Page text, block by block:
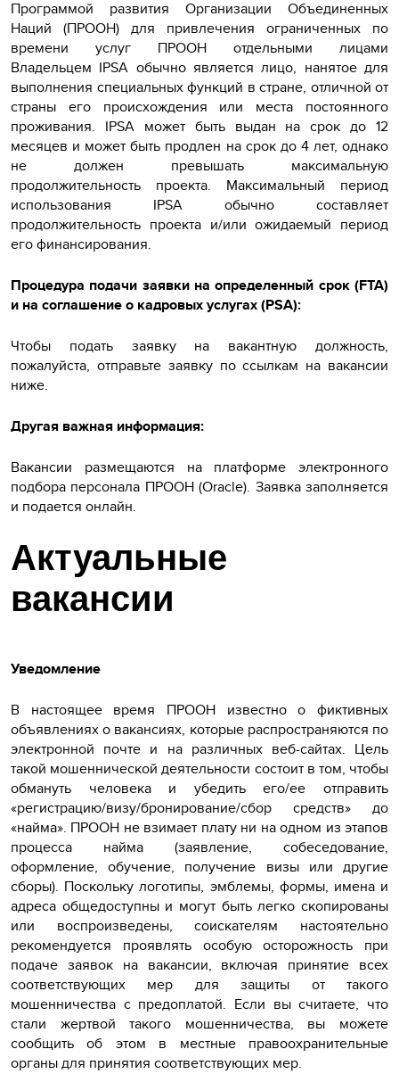
Программой развития Организации Объединенных
Наций (ПРООН) для привлечения ограниченных по
времени услуг ПРООН отдельными лицами
Владельцем IPSA обычно является лицо, нанятое для
выполнения специальных функций в стране, отличной от
страны его происхождения или места постоянного
проживания. IPSA может быть выдан на срок до 12
месяцев и может быть продлен на срок до 4 лет, однако
не должен превышать максимальную
продолжительность проекта. Максимальный период
использования IPSA обычно составляет
продолжительность проекта и/или ожидаемый период
его финансирования.
Процедура подачи заявки на определенный срок (FTA)
и на соглашение о кадровых услугах (PSA):
Чтобы подать заявку на вакантную должность,
пожалуйста, отправьте заявку по ссылкам на вакансии
ниже.
Другая важная информация:
Вакансии размещаются на платформе электронного
подбора персонала ПРООН (Oracle). Заявка заполняется
и подается онлайн.
Актуальные
вакансии
Уведомление
В настоящее время ПРООН известно о фиктивных
объявлениях о вакансиях, которые распространяются по
электронной почте и на различных веб-сайтах. Цель
такой мошеннической деятельности состоит в том, чтобы
обмануть человека и убедить его/ее отправить
«регистрацию/визу/бронирование/сбор средств» до
«найма». ПРООН не взимает плату ни на одном из этапов
процесса найма (заявление, собеседование,
оформление, обучение, получение визы или другие
сборы). Поскольку логотипы, эмблемы, формы, имена и
адреса общедоступны и могут быть легко скопированы
или воспроизведены, соискателям настоятельно
рекомендуется проявлять особую осторожность при
подаче заявок на вакансии, включая принятие всех
соответствующих мер для защиты от такого
мошенничества с предоплатой. Если вы считаете, что
стали жертвой такого мошенничества, вы можете
сообщить об этом в местные правоохранительные
органы для принятия соответствующих мер.